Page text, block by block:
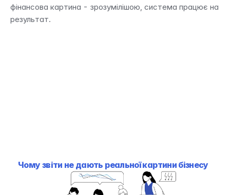
фінансова картина - зрозумілішою, система працює на
результат.
Чому звіти не дають реальної картини бізнесу